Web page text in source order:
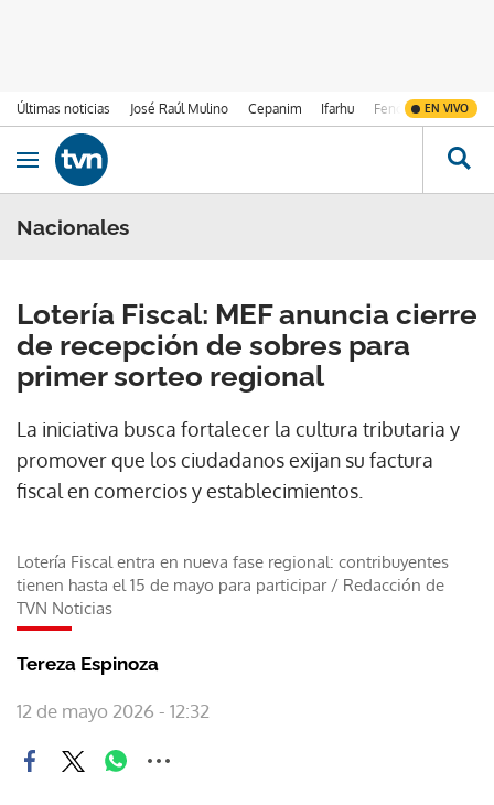
Últimas noticias José Raúl Mulino Cepanim Ifarhu Fenómeno de El
EN VIVO
Ir al contenido
Obrir navegació
Nacionales
Lotería Fiscal: MEF anuncia cierre
de recepción de sobres para
primer sorteo regional
La iniciativa busca fortalecer la cultura tributaria y
promover que los ciudadanos exijan su factura
fiscal en comercios y establecimientos.
Lotería Fiscal entra en nueva fase regional: contribuyentes
tienen hasta el 15 de mayo para participar/ Redacción de
TVN Noticias
Tereza Espinoza
12 de mayo 2026 - 12:32